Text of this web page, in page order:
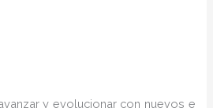
y evolucionar con nuevos e